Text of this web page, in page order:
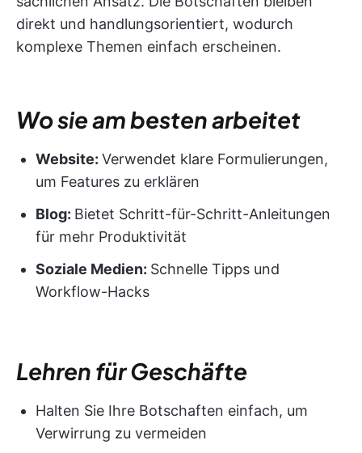
direkt und handlungsorientiert, wodurch
komplexe Themen einfach erscheinen.
Wo sie am besten arbeitet
Website: Verwendet klare Formulierungen,
um Features zu erklären
Blog: Bietet Schritt-für-Schritt-Anleitungen
für mehr Produktivität
Soziale Medien: Schnelle Tipps und
Workflow-Hacks
Lehren für Geschäfte
Halten Sie Ihre Botschaften einfach, um
Verwirrung zu vermeiden